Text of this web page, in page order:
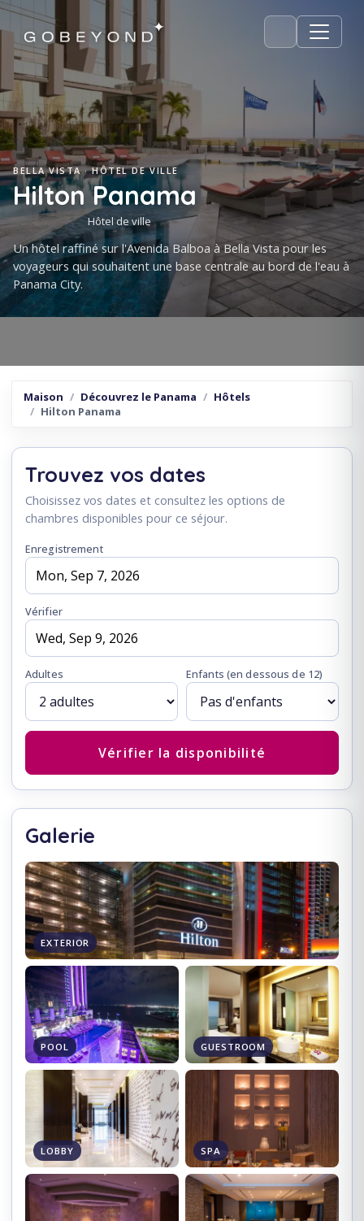
BELLA VISTA · HÔTEL DE VILLE
Hilton Panama
Hôtel de ville
Un hôtel raffiné sur l'Avenida Balboa à Bella Vista pour les
voyageurs qui souhaitent une base centrale au bord de l'eau à
Panama City.
Maison Découvrez le Panama
Hôtels
Hilton Panama
Trouvez vos dates
Choisissez vos dates et consultez les options de
chambres disponibles pour ce séjour.
Enregistrement
Vérifier
Adultes Enfants (en dessous de 12)
Vérifier la disponibilité
Galerie
EXTERIOR
POOL GUESTROOM
LOBBY SPA